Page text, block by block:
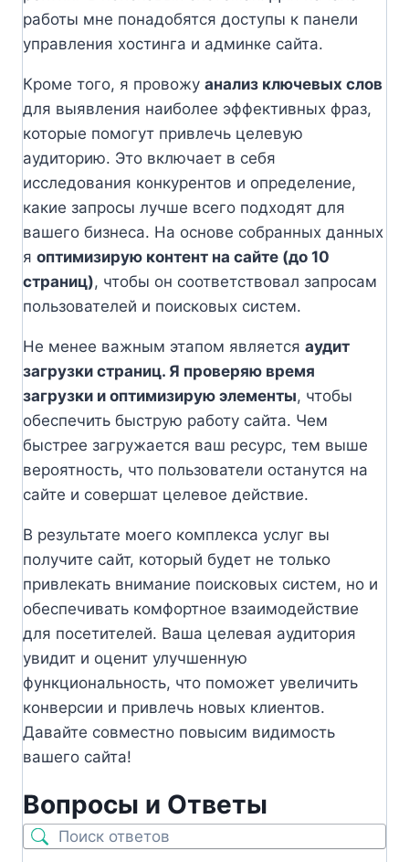
работы мне понадобятся доступы к панели
управления хостинга и админке сайта.
Кроме того, я провожу анализ ключевых слов
для выявления наиболее эффективных фраз,
которые помогут привлечь целевую
аудиторию. Это включает в себя
исследования конкурентов и определение,
какие запросы лучше всего подходят для
вашего бизнеса. На основе собранных данных
я оптимизирую контент на сайте (до 10
страниц), чтобы он соответствовал запросам
пользователей и поисковых систем.
Не менее важным этапом является аудит
загрузки страниц. Я проверяю время
загрузки и оптимизирую элементы, чтобы
обеспечить быструю работу сайта. Чем
быстрее загружается ваш ресурс, тем выше
вероятность, что пользователи останутся на
сайте и совершат целевое действие.
В результате моего комплекса услуг вы
получите сайт, который будет не только
привлекать внимание поисковых систем, но и
обеспечивать комфортное взаимодействие
для посетителей. Ваша целевая аудитория
увидит и оценит улучшенную
функциональность, что поможет увеличить
конверсии и привлечь новых клиентов.
Давайте совместно повысим видимость
вашего сайта!
Вопросы и Ответы